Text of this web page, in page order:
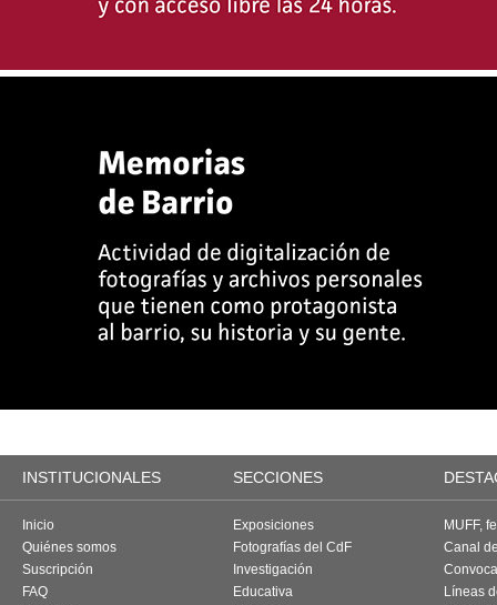
INSTITUCIONALES SECCIONES
Inicio
Quiénes somos
Suscripción
FAQ
Exposiciones
Fotografías del CdF
Investigación
Educativa
MUFF,
Canal
Líneas